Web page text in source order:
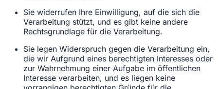
Sie widerrufen Ihre Einwilligung, auf die sich die
Verarbeitung stützt, und es gibt keine andere
Rechtsgrundlage für die Verarbeitung.
Sie legen Widerspruch gegen die Verarbeitung ein,
die wir Aufgrund eines berechtigten Interesses oder
zur Wahrnehmung einer Aufgabe im öffentlichen
Interesse verarbeiten, und es liegen keine